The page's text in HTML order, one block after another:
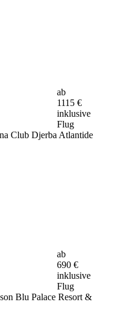
ab
1115 €
inklusive
Flug
Club Djerba Atlantide
ab
690 €
inklusive
Flug
Blu Palace Resort &